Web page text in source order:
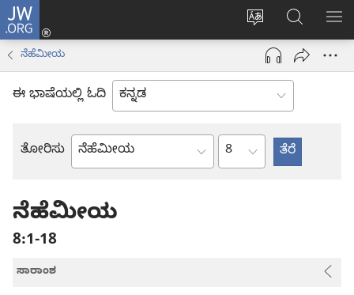
JW.ORG
ವೆಬ್‌ಸೈಟ್‌ನ
ಭಾಷೆಯನ್ನು
ಬದಲಿಸು
ಲಾಗ್
ಇನ್
(opens
new
ಹುಡುಕಿ
ನೆಹೆಮೀಯ
ಈ ಭಾಷೆಯಲ್ಲಿ ಓದಿ
ತೋರಿಸು
ಬೈಬಲ್
ಅಧ್ಯಾಯ
ನೆಹೆಮೀಯ
8:1-18
ಸಾರಾಂಶ